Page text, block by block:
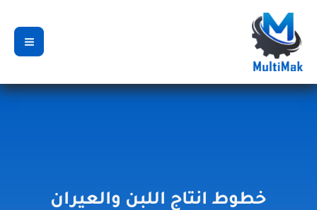
المحتوى
خطوط انتاج اللبن والعيران